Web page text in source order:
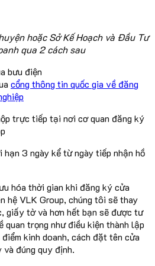
hoặc Sở Kế Hoạch và Đầu Tư
qua 2 cách sau
bưu điện
cổng thông tin quốc gia về đăng
trực tiếp tại nơi cơ quan đăng ký
hạn 3 ngày kể từ ngày tiếp nhận hồ
hóa thời gian khi đăng ký cửa
hệ VLK Group, chúng tôi sẽ thay
giấy tờ và hơn hết bạn sẽ được tư
quan trọng như điều kiện thành lập
kinh doanh, cách đặt tên cửa
và đúng quy định.